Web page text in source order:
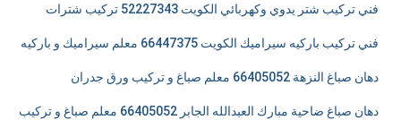
فني تركيب شتر يدوي وكهربائي الكويت 52227343 تركيب شترات
فني تركيب باركيه سيراميك الكويت 66447375 معلم سيراميك و باركيه
دهان صباغ النزهة 66405052 معلم صباغ و تركيب ورق جدران
دهان صباغ ضاحية مبارك العبدالله الجابر 66405052 معلم صباغ و تركيب